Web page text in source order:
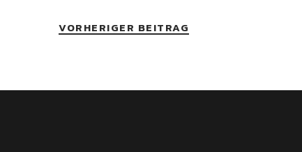
VORHERIGER BEITRAG